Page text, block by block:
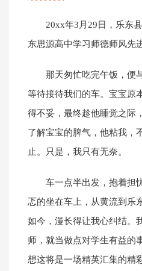
20xx年3月29日，乐东
东思源高中学习师德师风先
那天匆忙吃完午饭，便
等待接待我们的车。宝宝原
得不妥，最终趁他睡觉之际
了解宝宝的脾气，他粘我，
止。只是，我只有无奈。
车一点半出发，抱着担
忑的坐在车上，从黄流到乐
如今，漫长得让我心纠结。
师，就当做点对学生有益的
想这将是一场精英汇集的精